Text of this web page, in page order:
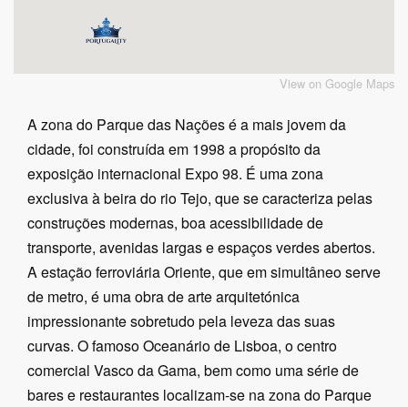
View on Google Maps
A zona do Parque das Nações é a mais jovem da
cidade, foi construída em 1998 a propósito da
exposição internacional Expo 98. É uma zona
exclusiva à beira do rio Tejo, que se caracteriza pelas
construções modernas, boa acessibilidade de
transporte, avenidas largas e espaços verdes abertos.
A estação ferroviária Oriente, que em simultâneo serve
de metro, é uma obra de arte arquitetónica
impressionante sobretudo pela leveza das suas
curvas. O famoso Oceanário de Lisboa, o centro
comercial Vasco da Gama, bem como uma série de
bares e restaurantes localizam-se na zona do Parque